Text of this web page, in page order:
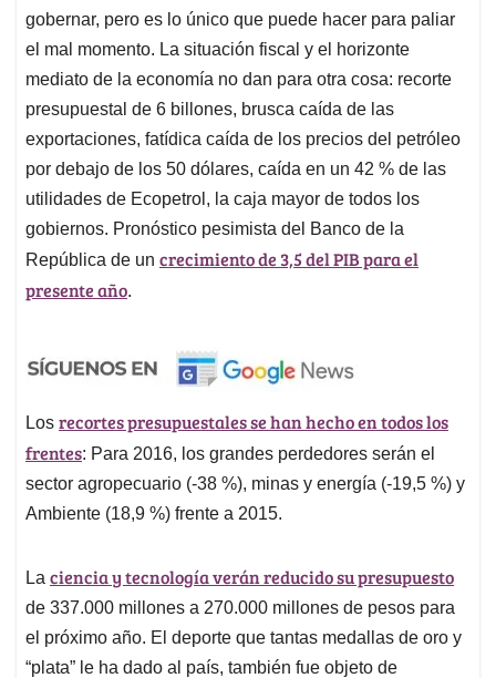
gobernar, pero es lo único que puede hacer para paliar
el mal momento. La situación fiscal y el horizonte
mediato de la economía no dan para otra cosa: recorte
presupuestal de 6 billones, brusca caída de las
exportaciones, fatídica caída de los precios del petróleo
por debajo de los 50 dólares, caída en un 42 % de las
utilidades de Ecopetrol, la caja mayor de todos los
gobiernos. Pronóstico pesimista del Banco de la
República de un crecimiento de 3,5 del PIB para el
presente año.
Los recortes presupuestales se han hecho en todos los
frentes: Para 2016, los grandes perdedores serán el
sector agropecuario (-38 %), minas y energía (-19,5 %) y
Ambiente (18,9 %) frente a 2015.
La ciencia y tecnología verán reducido su presupuesto
de 337.000 millones a 270.000 millones de pesos para
el próximo año. El deporte que tantas medallas de oro y
“plata” le ha dado al país, también fue objeto de